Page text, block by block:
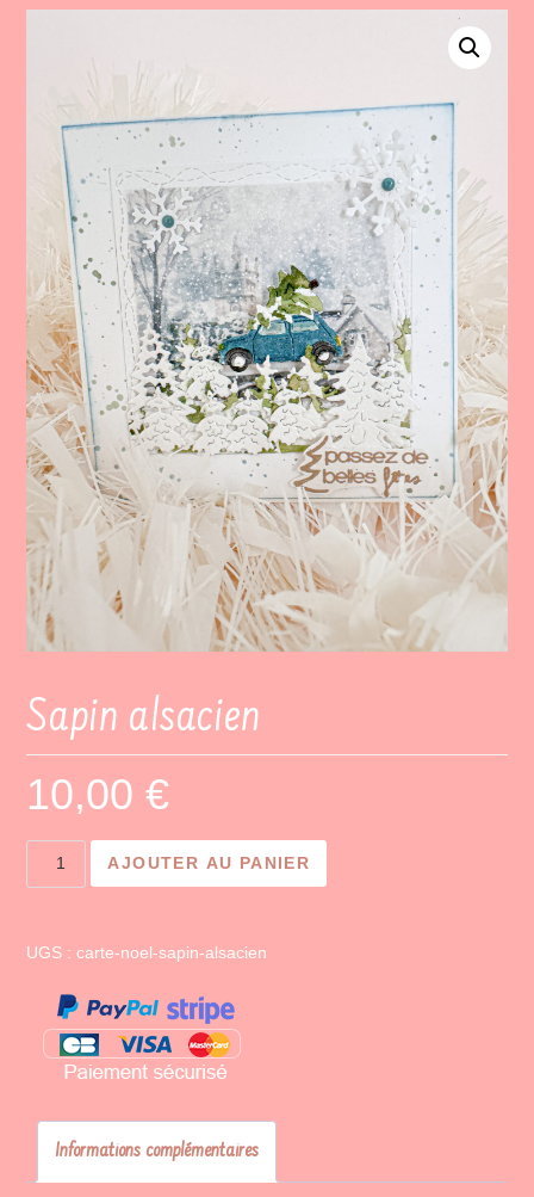
Sapin alsacien
10,00€
quantité
de
alsacien
AJOUTER AU PANIER
UGS :carte-noel-sapin-alsacien
Informations complémentaires